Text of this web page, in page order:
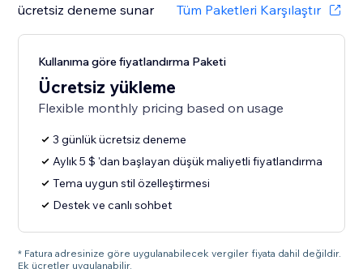
ücretsiz deneme sunar
Tüm Paketleri Karşılaştır
Kullanıma göre fiyatlandırma Paketi
Ücretsiz yükleme
Flexible monthly pricing based on usage
3 günlük ücretsiz deneme
Aylık 5 $ 'dan başlayan düşük maliyetli fiyatlandırma
Tema uygun stil özelleştirmesi
Destek ve canlı sohbet
* Fatura adresinize göre uygulanabilecek vergiler fiyata dahil değildir.
Ek ücretler uygulanabilir.